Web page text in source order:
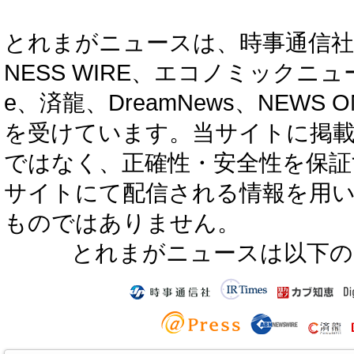
とれまがニュースは、時事通信
NESS WIRE、エコノミックニ
e、済龍、DreamNews、NEWS
を受けています。当サイトに掲
ではなく、正確性・安全性を保
サイトにて配信される情報を用
ものではありません。
とれまがニュースは以下